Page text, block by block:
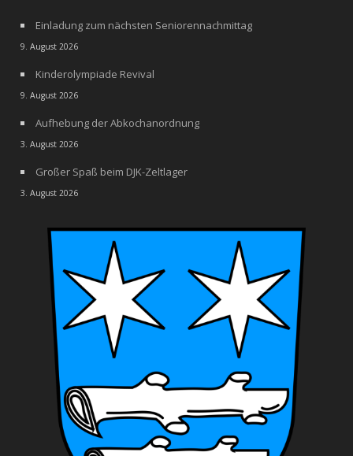
Einladung zum nächsten Seniorennachmittag
9. August 2026
Kinderolympiade Revival
9. August 2026
Aufhebung der Abkochanordnung
3. August 2026
Großer Spaß beim DJK-Zeltlager
3. August 2026